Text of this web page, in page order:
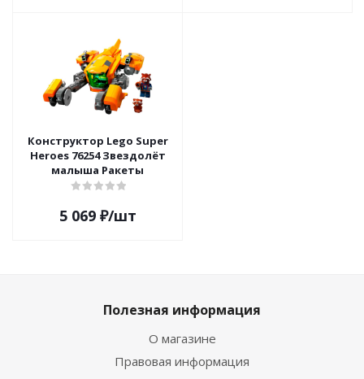
Конструктор Lego Super
Heroes 76254 Звездолёт
малыша Ракеты
5 069₽/шт
Полезная информация
О магазине
Правовая информация